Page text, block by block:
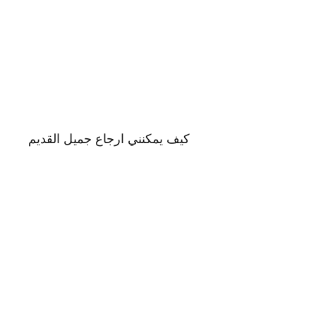
كيف يمكنني ارجاع جميل القديم